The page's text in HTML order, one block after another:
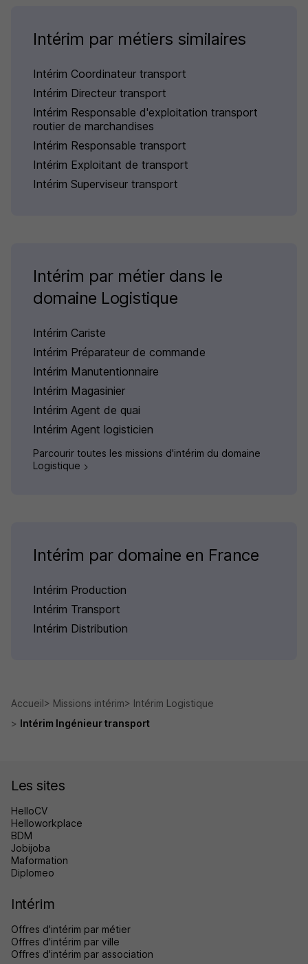
Intérim par métiers similaires
Intérim Coordinateur transport
Intérim Directeur transport
Intérim Responsable d'exploitation transport
routier de marchandises
Intérim Responsable transport
Intérim Exploitant de transport
Intérim Superviseur transport
Intérim par métier dans le
domaine Logistique
Intérim Cariste
Intérim Préparateur de commande
Intérim Manutentionnaire
Intérim Magasinier
Intérim Agent de quai
Intérim Agent logisticien
Parcourir toutes les missions d'intérim du domaine
Logistique
Intérim par domaine en France
Intérim Production
Intérim Transport
Intérim Distribution
Accueil Missions intérim
Intérim Logistique
Intérim Ingénieur transport
Les sites
HelloCV
Helloworkplace
BDM
Jobijoba
Maformation
Diplomeo
Intérim
Offres d'intérim par métier
Offres d'intérim par ville
Offres d'intérim par association